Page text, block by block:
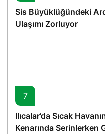
Sis Büyüklüğündeki
Ulaşımı Zorluyor
7
Ilıcalar’da Sıcak
Kenarında Serinlerken